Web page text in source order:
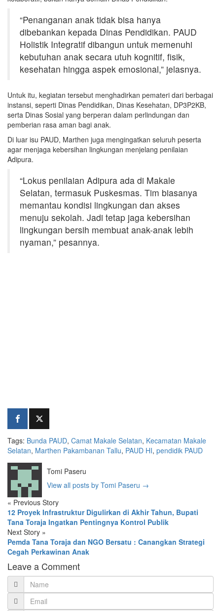
“Penanganan anak tidak bisa hanya
dibebankan kepada Dinas Pendidikan. PAUD
Holistik Integratif dibangun untuk memenuhi
kebutuhan anak secara utuh kognitif, fisik,
kesehatan hingga aspek emosional,” jelasnya.
Untuk itu, kegiatan tersebut menghadirkan pemateri dari berbagai
instansi, seperti Dinas Pendidikan, Dinas Kesehatan, DP3P2KB,
serta Dinas Sosial yang berperan dalam perlindungan dan
pemberian rasa aman bagi anak.
Di luar isu PAUD, Marthen juga mengingatkan seluruh peserta
agar menjaga kebersihan lingkungan menjelang penilaian
Adipura.
“Lokus penilaian Adipura ada di Makale
Selatan, termasuk Puskesmas. Tim biasanya
memantau kondisi lingkungan dan akses
menuju sekolah. Jadi tetap jaga kebersihan
lingkungan bersih membuat anak-anak lebih
nyaman,” pesannya.
Tags: Bunda PAUD, Camat Makale Selatan, Kecamatan Makale
Selatan, Marthen Pakambanan Tallu, PAUD HI, pendidik PAUD
Tomi Paseru
View all posts by Tomi Paseru →
« Previous Story
12 Proyek Infrastruktur Digulirkan di Akhir Tahun, Bupati
Tana Toraja Ingatkan Pentingnya Kontrol Publik
Next Story »
Pemda Tana Toraja dan NGO Bersatu : Canangkan Strategi
Cegah Perkawinan Anak
Leave a Comment